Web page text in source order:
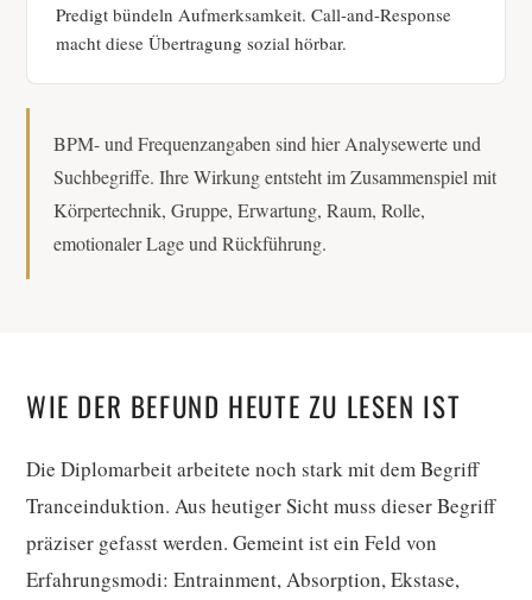
Predigt bündeln Aufmerksamkeit. Call-and-Response
macht diese Übertragung sozial hörbar.
BPM- und Frequenzangaben sind hier Analysewerte und
Suchbegriffe. Ihre Wirkung entsteht im Zusammenspiel mit
Körpertechnik, Gruppe, Erwartung, Raum, Rolle,
emotionaler Lage und Rückführung.
WIE DER BEFUND HEUTE ZU LESEN IST
Die Diplomarbeit arbeitete noch stark mit dem Begriff
Tranceinduktion. Aus heutiger Sicht muss dieser Begriff
präziser gefasst werden. Gemeint ist ein Feld von
Erfahrungsmodi: Entrainment, Absorption, Ekstase,